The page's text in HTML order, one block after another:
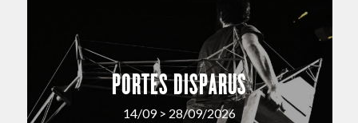
PORTES DISPARUS
14/09 > 28/09/2026